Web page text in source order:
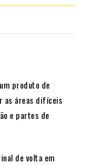
produto de
as áreas difíceis
e partes de
de volta em